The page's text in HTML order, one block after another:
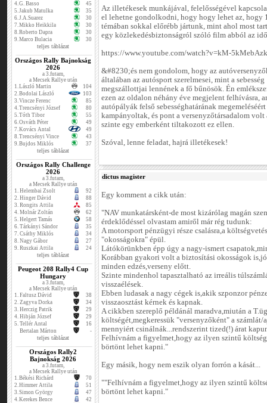
4.G. Basso
45
5.Jakub Matulka
35
6.J.A.Suarez
30
7.Mikko Heikkila
30
8.Roberto Dapra
30
9.Marco Bulacia 30
teljes táblázat
Országos Rally Bajnokság
2026
a 3.futam,
a Mecsek Rallye után
1.László Martin
104
2.Bodolai László
103
3.Vincze Ferenc
85
4.Trencsényi József
80
5.Tóth Tibor
55
6.Osváth Péter
49
7.Kovács Antal
49
8.Trencsényi Vince
43
9.Bujdos Miklós 37
teljes táblázat
Országos Rally Challenge
2026
a 3.futam,
a Mecsek Rallye után
1. Helembai Zsolt
92
2. Hinger Dávid
88
3. Rongits Attila
85
4. Molnár Zoltán
62
5. Helgert Tamás
58
6. Tárkányi Sándor
35
7. Csáthy Miklós
34
8. Nagy Gábor
27
9. Ruszkai Attila 24
teljes táblázat
Peugeot 208 Rally4 Cup
Hungary
a 3.futam,
a Mecsek Rallye után
1. Faltusz Dávid
38
2. Zagyva Dorka
34
3. Herczig Patrik
29
4. Hibján József
29
5. Tellér Antal
16
Bertalan Márton
-
teljes táblázat
Országos Rally2
Bajnokság 2026
a 3.futam,
a Mecsek Rallye után
1.Békési Richárd
70
2.Himmer Attila
51
3.Simon György
47
4.Kerekes Bence
42
Az illetékesek munkájával, felelősségével
el lehetne gondolkodni, hogy hogy lehet az, hogy
témában sokkal előrébb jártunk, mint ahol most
egy közlekedésbiztonságról szóló film abból az
https://www.youtube.com/watch?v=kM-5kMebAzk
&#8230;és nem gondolom, hogy az
általában az autósport szerelmesei, mint a sebesség
megszállottjai lennének a fő bűnösök. Én
ezen az oldalon néhány éve megjelent felhívásra,
autópályák felső sebességhatárának megemeléséért
kampányoltak, és pont a versenyzőtársadalom volt
szinte egy emberként tiltakozott ez ellen.
Szóval, lenne feladat, hajrá illetékesek!
dictus magister
Egy komment a cikk után:
"NAV munkatársként-de most kizárólag magán
érdeklődéssel olvastam amiről már rég tudunk:
A motorsport pénzügyi része csalásra,a
"okosságokra" épül.
Látókörünkben épp úgy a nagy-ismert
Korábban gyakori volt a biztosítási okosságok
minden edzés,verseny előtt.
Szinte mindenhol tapasztalható az irreális
visszaélések.
Ebben ludasak a nagy cégek is,akik szponzor
visszaosztást kérnek és kapnak.
A cikkben szereplő példánál maradva,miután a
költségét,megkeressük "versenyzőként" a
mennyiért csinálnák...rendszerint tized(!) árat
Felhívnám a figyelmet,hogy az ilyen szintű
börtönt lehet kapni."
Egy másik, hogy nem eszik olyan forrón a kását...
""Felhívnám a figyelmet,hogy az ilyen szintű
börtönt lehet kapni."